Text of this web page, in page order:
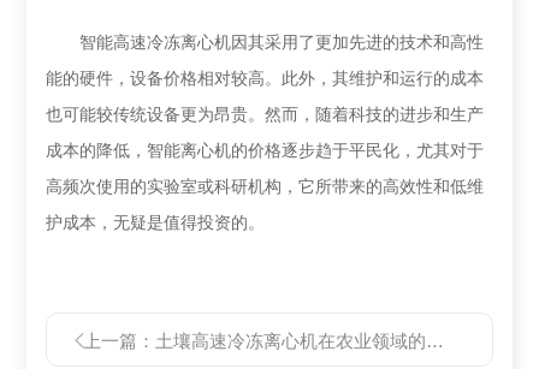
智能高速冷冻离心机因其采用了更加先进的技术和高性
能的硬件，设备价格相对较高。此外，其维护和运行的成本
也可能较传统设备更为昂贵。然而，随着科技的进步和生产
成本的降低，智能离心机的价格逐步趋于平民化，尤其对于
高频次使用的实验室或科研机构，它所带来的高效性和低维
护成本，无疑是值得投资的。
上一篇： 土壤高速冷冻离心机在农业领域的前景